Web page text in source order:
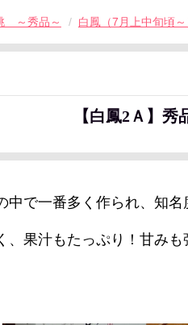
～秀品～ 白鳳（7月上中旬頃～
【白鳳2Ａ】
中で一番多く作られ、知名
、果汁もたっぷり！甘み